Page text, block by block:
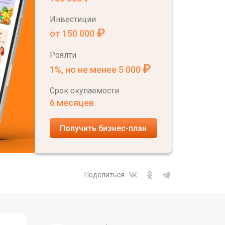
Инвестиции
от 150 000 ₽
Роялти
1%, но не менее 5 000 ₽
Срок окупаемости
6 месяцев
Получить бизнес-план
Поделиться